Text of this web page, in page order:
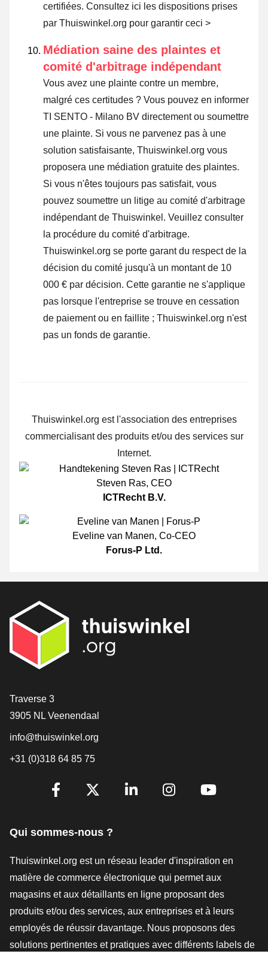
certifiées. Consultez ici les dispositions prises
par Thuiswinkel.org pour garantir ceci >
Médiation saine des plaintes et
comité d'arbitrage indépendant
Vous avez une plainte contre un membre,
malgré ces certitudes ? Vous pouvez en informer
TI SENTO - Milano BV directement ou soumettre
une plainte. Si vous ne parvenez pas à une
solution satisfaisante, Thuiswinkel.org vous
proposera une médiation gratuite des plaintes.
Si vous n'êtes toujours pas satisfait, vous
pouvez soumettre un litige au comité d'arbitrage
indépendant de Thuiswinkel. Veuillez consulter
la procédure du comité d'arbitrage.
Thuiswinkel.org se porte garant du respect de la
décision du comité jusqu'à un montant de 10
000 € par décision. Cette garantie ne s'applique
pas lorsque l'entreprise se trouve en cessation
de paiement ou en faillite ; Thuiswinkel.org n'est
pas un fonds de garantie.
Thuiswinkel.org est l'association des entreprises
commercialisant des produits et/ou des services sur
Internet.
Steven Ras, CEO
ICTRecht B.V.
Eveline van Manen, Co-CEO
Forus-P Ltd.
[_General:Contact]
Traverse 3
3905 NL Veenendaal
info@thuiswinkel.org
+31 (0)318 64 85 75
[_General:SocialMediaTitle]
Qui sommes-nous ?
Thuiswinkel.org est un réseau leader d'inspiration en
matière de commerce électronique qui permet aux
magasins et aux détaillants en ligne proposant des
produits et/ou des services, aux entreprises et à leurs
employés de réussir davantage. Nous proposons des
solutions pertinentes et pratiques avec différents labels de